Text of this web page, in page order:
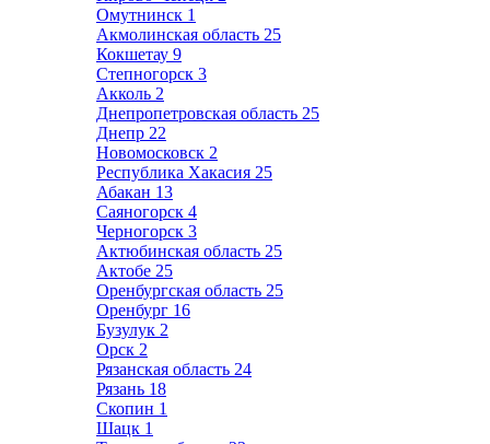
Омутнинск 1
Акмолинская область 25
Кокшетау 9
Степногорск 3
Акколь 2
Днепропетровская область 25
Днепр 22
Новомосковск 2
Республика Хакасия 25
Абакан 13
Саяногорск 4
Черногорск 3
Актюбинская область 25
Актобе 25
Оренбургская область 25
Оренбург 16
Бузулук 2
Орск 2
Рязанская область 24
Рязань 18
Скопин 1
Шацк 1